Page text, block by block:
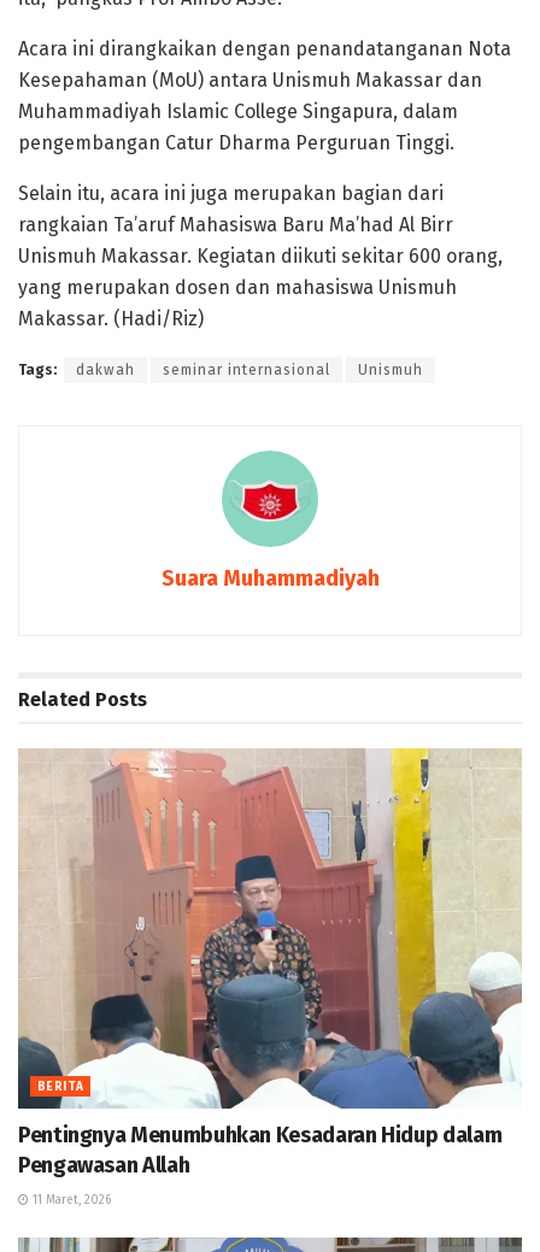
Acara ini dirangkaikan dengan penandatanganan Nota
Kesepahaman (MoU) antara Unismuh Makassar dan
Muhammadiyah Islamic College Singapura, dalam
pengembangan Catur Dharma Perguruan Tinggi.
Selain itu, acara ini juga merupakan bagian dari
rangkaian Ta’aruf Mahasiswa Baru Ma’had Al Birr
Unismuh Makassar. Kegiatan diikuti sekitar 600 orang,
yang merupakan dosen dan mahasiswa Unismuh
Makassar. (Hadi/Riz)
Tags: dakwah seminar internasional Unismuh
Suara Muhammadiyah
Related Posts
BERITA
Pentingnya Menumbuhkan Kesadaran Hidup dalam
Pengawasan Allah
11 Maret, 2026